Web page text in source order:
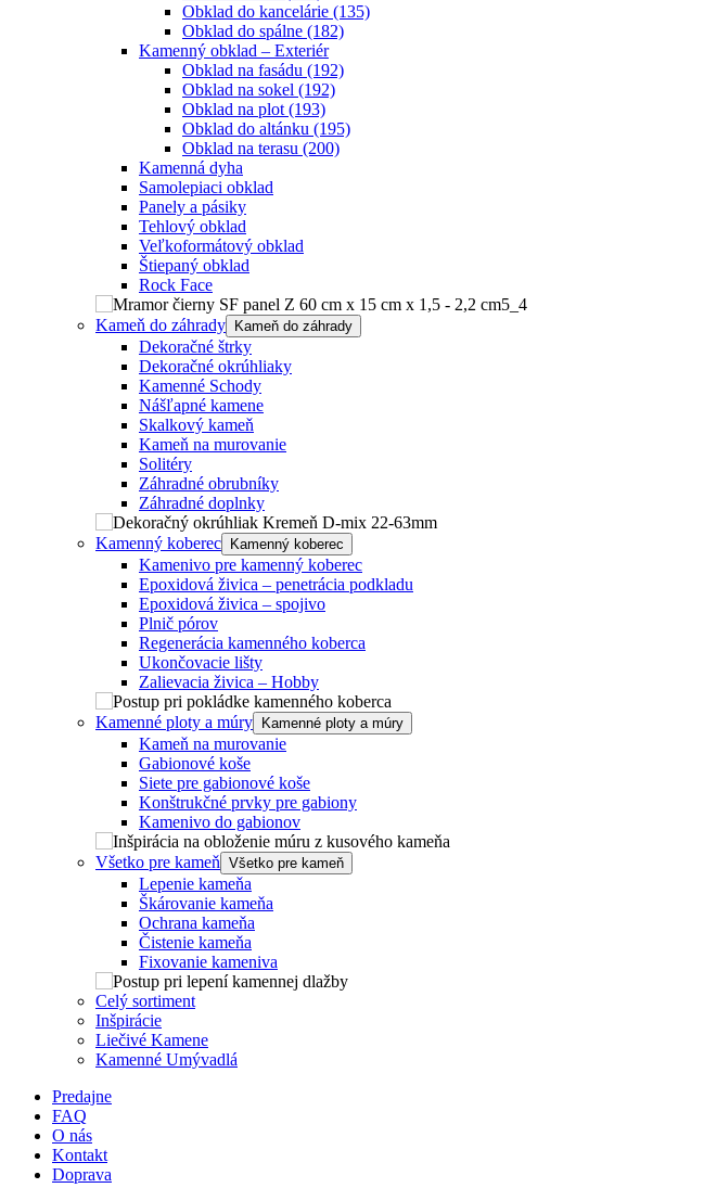
Obklad do kancelárie (135)
Obklad do spálne (182)
Kamenný obklad – Exteriér
Obklad na fasádu (192)
Obklad na sokel (192)
Obklad na plot (193)
Obklad do altánku (195)
Obklad na terasu (200)
Kamenná dyha
Samolepiaci obklad
Panely a pásiky
Tehlový obklad
Veľkoformátový obklad
Štiepaný obklad
Rock Face
Kameň do záhrady Kameň do záhrady
Dekoračné štrky
Dekoračné okrúhliaky
Kamenné Schody
Nášľapné kamene
Skalkový kameň
Kameň na murovanie
Solitéry
Záhradné obrubníky
Záhradné doplnky
Kamenný koberec Kamenný koberec
Kamenivo pre kamenný koberec
Epoxidová živica – penetrácia podkladu
Epoxidová živica – spojivo
Plnič pórov
Regenerácia kamenného koberca
Ukončovacie lišty
Zalievacia živica – Hobby
Kamenné ploty a múry Kamenné ploty a múry
Kameň na murovanie
Gabionové koše
Siete pre gabionové koše
Konštrukčné prvky pre gabiony
Kamenivo do gabionov
Všetko pre kameň Všetko pre kameň
Lepenie kameňa
Škárovanie kameňa
Ochrana kameňa
Čistenie kameňa
Fixovanie kameniva
Celý sortiment
Inšpirácie
Liečivé Kamene
Kamenné Umývadlá
Predajne
FAQ
O nás
Kontakt
Doprava